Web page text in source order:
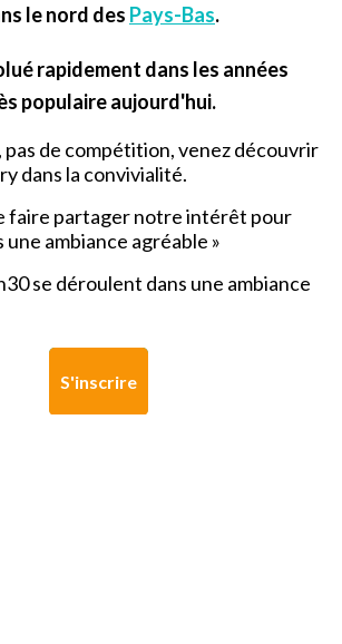
le nord des Pays-Bas.
rapidement dans les années
populaire aujourd'hui.
pas de compétition, venez découvrir
dans la convivialité.
faire partager notre intérêt pour
ambiance agréable »
se déroulent dans une ambiance
S'inscrire